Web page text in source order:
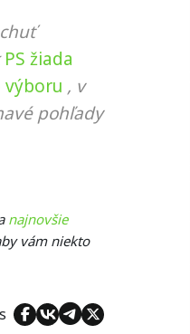
PS žiada
výboru , v
pohľady
najnovšie
vám niekto